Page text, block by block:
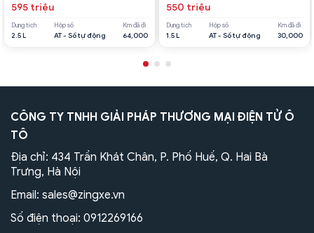
595 triệu
Dung tích
2.5 L
Hộp số
AT - Số tự động
Km đã đi
64,000
550 triệu
Dung tích
1.5 L
Hộp số
AT - Số tự động
Km đã đi
30,000
CÔNG TY TNHH GIẢI PHÁP THƯƠNG MẠI ĐIỆN TỬ Ô
TÔ
Địa chỉ: 434 Trần Khát Chân, P. Phố Huế, Q. Hai Bà
Trưng, Hà Nội
Email: sales@zingxe.vn
Số điện thoại: 0912269166